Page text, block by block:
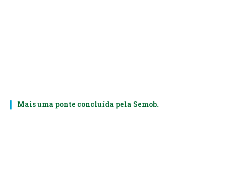
Mais uma ponte concluída pela Semob.